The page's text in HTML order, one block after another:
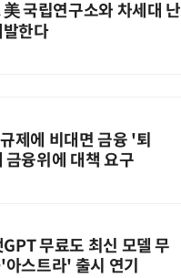
국립연구소와 차세대 난
발한다
제에 비대면 금융 '퇴
융위에 대책 요구
무료도 최신 모델 무
스트라' 출시 연기